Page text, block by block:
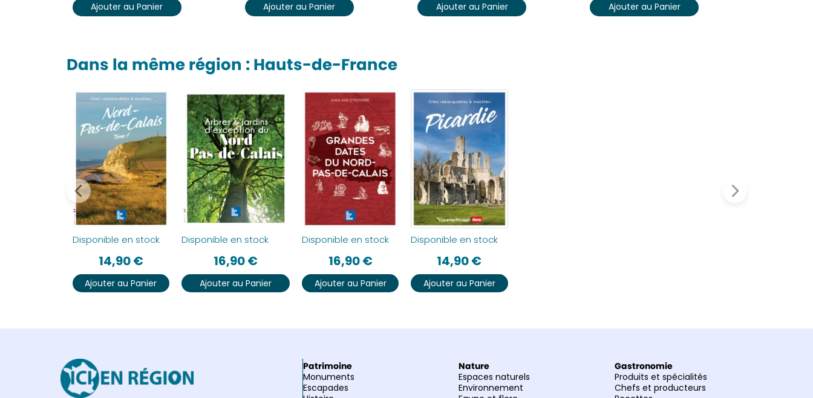
Ajouter au Panier Ajouter au Panier Ajouter au Panier Ajouter au Panier
Dans la même région : Hauts-de-France
Disponible en stock
14,90€
Ajouter au Panier
Disponible en stock
16,90€
Ajouter au Panier
Disponible en stock
16,90€
Ajouter au Panier
Disponible en stock
14,90€
Ajouter au Panier
Patrimoine
Monuments
Escapades
Nature
Espaces naturels
Environnement
Gastronomie
Produits et spécialités
Chefs et producteurs